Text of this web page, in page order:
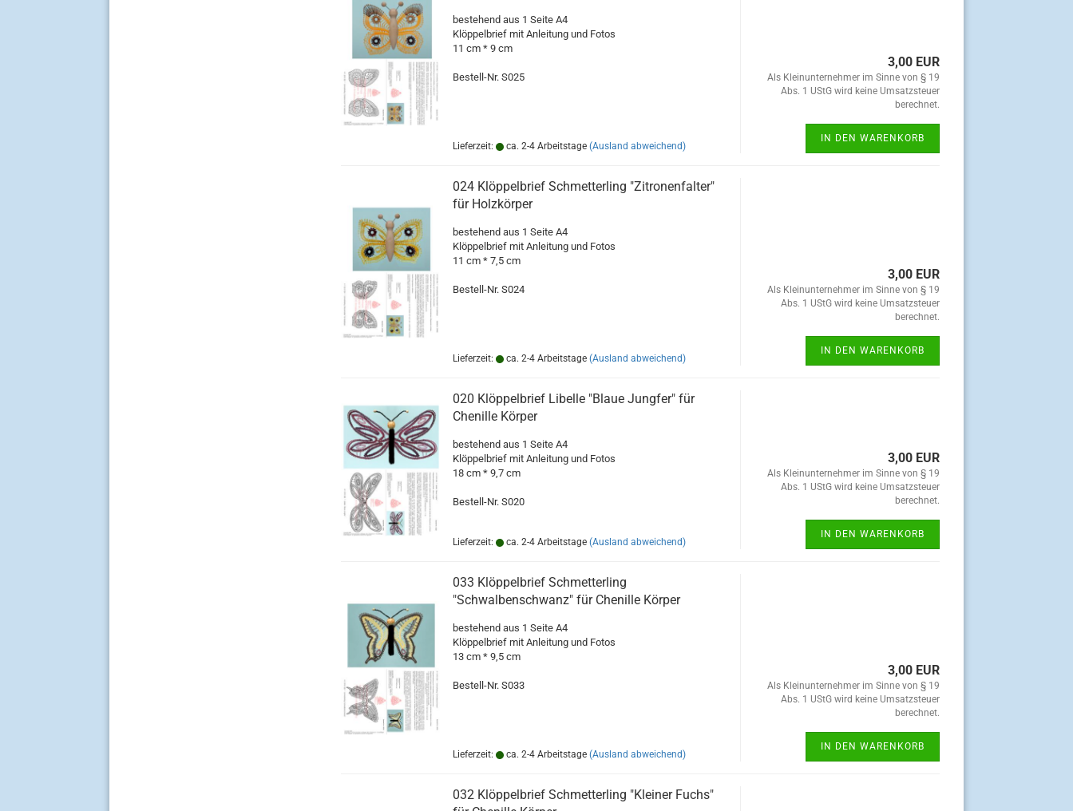
bestehend aus 1 Seite A4
Klöppelbrief mit Anleitung und Fotos
11 cm * 9 cm
Bestell-Nr. S025
Lieferzeit: ca. 2-4 Arbeitstage (Ausland abweichend)
3,00 EUR
Als Kleinunternehmer im Sinne von § 19
Abs. 1 UStG wird keine Umsatzsteuer
berechnet.
IN DEN WARENKORB
024 Klöppelbrief Schmetterling "Zitronenfalter"
für Holzkörper
bestehend aus 1 Seite A4
Klöppelbrief mit Anleitung und Fotos
11 cm * 7,5 cm
Bestell-Nr. S024
Lieferzeit: ca. 2-4 Arbeitstage (Ausland abweichend)
3,00 EUR
Als Kleinunternehmer im Sinne von § 19
Abs. 1 UStG wird keine Umsatzsteuer
berechnet.
IN DEN WARENKORB
020 Klöppelbrief Libelle "Blaue Jungfer" für
Chenille Körper
bestehend aus 1 Seite A4
Klöppelbrief mit Anleitung und Fotos
18 cm * 9,7 cm
Bestell-Nr. S020
Lieferzeit: ca. 2-4 Arbeitstage (Ausland abweichend)
3,00 EUR
Als Kleinunternehmer im Sinne von § 19
Abs. 1 UStG wird keine Umsatzsteuer
berechnet.
IN DEN WARENKORB
033 Klöppelbrief Schmetterling
"Schwalbenschwanz" für Chenille Körper
bestehend aus 1 Seite A4
Klöppelbrief mit Anleitung und Fotos
13 cm * 9,5 cm
Bestell-Nr. S033
Lieferzeit: ca. 2-4 Arbeitstage (Ausland abweichend)
3,00 EUR
Als Kleinunternehmer im Sinne von § 19
Abs. 1 UStG wird keine Umsatzsteuer
berechnet.
IN DEN WARENKORB
032 Klöppelbrief Schmetterling "Kleiner Fuchs"